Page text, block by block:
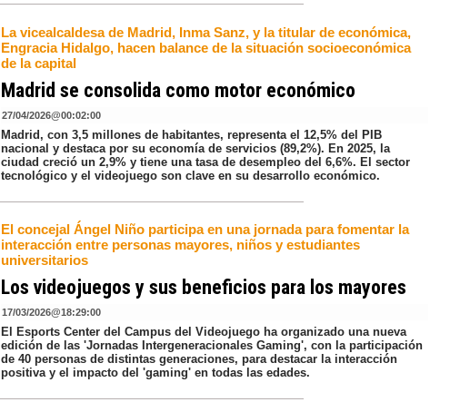
La vicealcaldesa de Madrid, Inma Sanz, y la titular de económica,
Engracia Hidalgo, hacen balance de la situación socioeconómica
de la capital
Madrid se consolida como motor económico
27/04/2026@00:02:00
Madrid, con 3,5 millones de habitantes, representa el 12,5% del PIB
nacional y destaca por su economía de servicios (89,2%). En 2025, la
ciudad creció un 2,9% y tiene una tasa de desempleo del 6,6%. El sector
tecnológico y el videojuego son clave en su desarrollo económico.
El concejal Ángel Niño participa en una jornada para fomentar la
interacción entre personas mayores, niños y estudiantes
universitarios
Los videojuegos y sus beneficios para los mayores
17/03/2026@18:29:00
El Esports Center del Campus del Videojuego ha organizado una nueva
edición de las 'Jornadas Intergeneracionales Gaming', con la participación
de 40 personas de distintas generaciones, para destacar la interacción
positiva y el impacto del 'gaming' en todas las edades.